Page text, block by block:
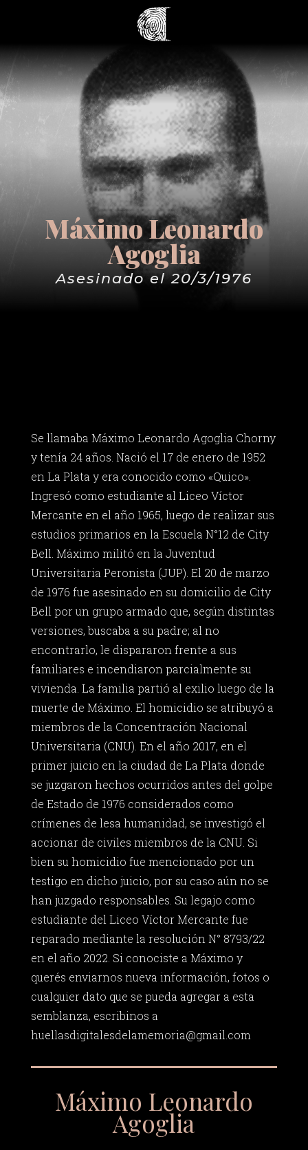
Máximo Leonardo
Agoglia
Asesinado el 20/3/1976
Se llamaba Máximo Leonardo Agoglia Chorny
y tenía 24 años. Nació el 17 de enero de 1952
en La Plata y era conocido como «Quico».
Ingresó como estudiante al Liceo Víctor
Mercante en el año 1965, luego de realizar sus
estudios primarios en la Escuela N°12 de City
Bell. Máximo militó en la Juventud
Universitaria Peronista (JUP). El 20 de marzo
de 1976 fue asesinado en su domicilio de City
Bell por un grupo armado que, según distintas
versiones, buscaba a su padre; al no
encontrarlo, le dispararon frente a sus
familiares e incendiaron parcialmente su
vivienda. La familia partió al exilio luego de la
muerte de Máximo. El homicidio se atribuyó a
miembros de la Concentración Nacional
Universitaria (CNU). En el año 2017, en el
primer juicio en la ciudad de La Plata donde
se juzgaron hechos ocurridos antes del golpe
de Estado de 1976 considerados como
crímenes de lesa humanidad, se investigó el
accionar de civiles miembros de la CNU. Si
bien su homicidio fue mencionado por un
testigo en dicho juicio, por su caso aún no se
han juzgado responsables. Su legajo como
estudiante del Liceo Víctor Mercante fue
reparado mediante la resolución N° 8793/22
en el año 2022. Si conociste a Máximo y
querés enviarnos nueva información, fotos o
cualquier dato que se pueda agregar a esta
semblanza, escribinos a
huellasdigitalesdelamemoria@gmail.com
Máximo Leonardo
Agoglia